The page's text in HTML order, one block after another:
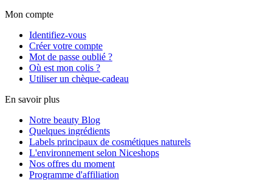
Mon compte
Identifiez-vous
Créer votre compte
Mot de passe oublié ?
Où est mon colis ?
Utiliser un chèque-cadeau
En savoir plus
Notre beauty Blog
Quelques ingrédients
Labels principaux de cosmétiques naturels
L'environnement selon Niceshops
Nos offres du moment
Programme d'affiliation